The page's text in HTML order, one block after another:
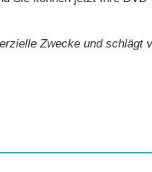
Zwecke und schlägt